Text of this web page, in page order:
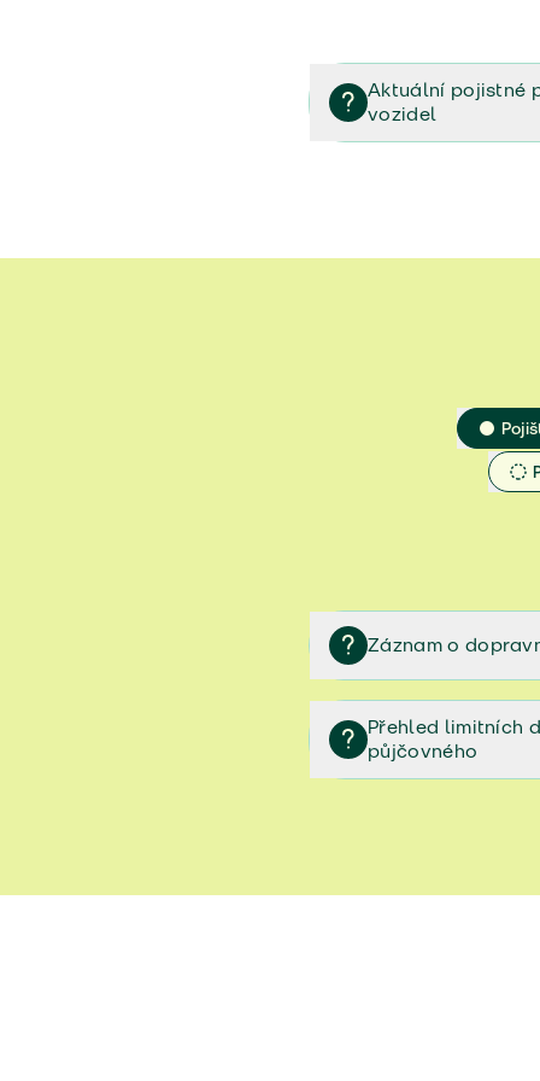
Aktuální pojistné
vozidel
Veřejný příslib -
Záznam o
Záznam o dopravní
Přehled limitních
půjčovného